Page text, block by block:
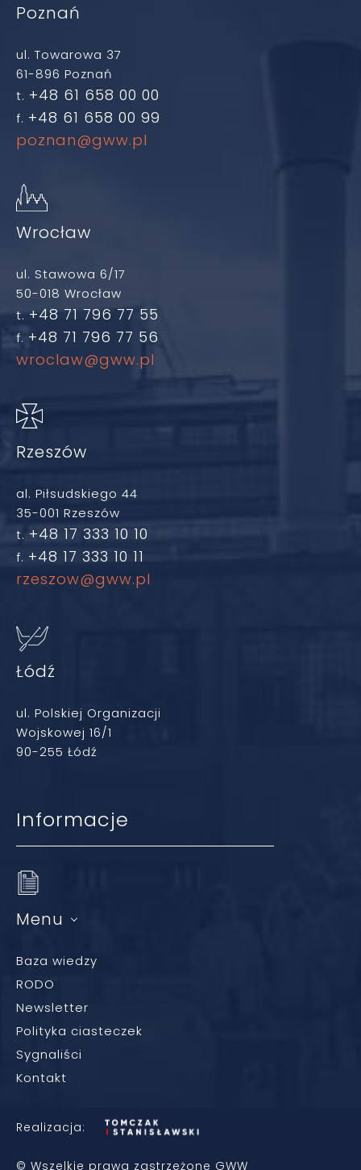
Poznań
ul. Towarowa 37
61-896 Poznań
t. +48 61 658 00 00
f. +48 61 658 00 99
poznan@gww.pl
Wrocław
ul. Stawowa 6/17
50-018 Wrocław
t. +48 71 796 77 55
f. +48 71 796 77 56
wroclaw@gww.pl
Rzeszów
al. Piłsudskiego 44
35-001 Rzeszów
t. +48 17 333 10 10
f. +48 17 333 10 11
rzeszow@gww.pl
Łódź
ul. Polskiej Organizacji
Wojskowej 16/1
90-255 Łódź
Informacje
Menu
Baza wiedzy
RODO
Newsletter
Polityka ciasteczek
Sygnaliści
Kontakt
Realizacja:
© Wszelkie prawa zastrzeżone GWW